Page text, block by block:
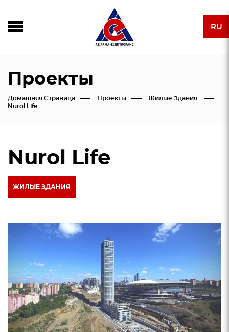
RU
Проекты
Домашняя Страница Проекты
Жилые Здания
Nurol Life
Nurol Life
ЖИЛЫЕ ЗДАНИЯ